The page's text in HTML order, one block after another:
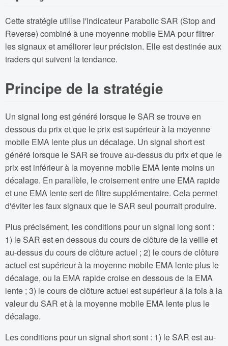
Cette stratégie utilise l'indicateur Parabolic SAR (Stop and
Reverse) combiné à une moyenne mobile EMA pour filtrer
les signaux et améliorer leur précision. Elle est destinée aux
traders qui suivent la tendance.
Principe de la stratégie
Un signal long est généré lorsque le SAR se trouve en
dessous du prix et que le prix est supérieur à la moyenne
mobile EMA lente plus un décalage. Un signal short est
généré lorsque le SAR se trouve au-dessus du prix et que le
prix est inférieur à la moyenne mobile EMA lente moins un
décalage. En parallèle, le croisement entre une EMA rapide
et une EMA lente sert de filtre supplémentaire. Cela permet
d'éviter les faux signaux que le SAR seul pourrait produire.
Plus précisément, les conditions pour un signal long sont :
1) le SAR est en dessous du cours de clôture de la veille et
au-dessus du cours de clôture actuel ; 2) le cours de clôture
actuel est supérieur à la moyenne mobile EMA lente plus le
décalage, ou la EMA rapide croise en dessous de la EMA
lente ; 3) le cours de clôture actuel est supérieur à la fois à la
valeur du SAR et à la moyenne mobile EMA lente plus le
décalage.
Les conditions pour un signal short sont : 1) le SAR est au-